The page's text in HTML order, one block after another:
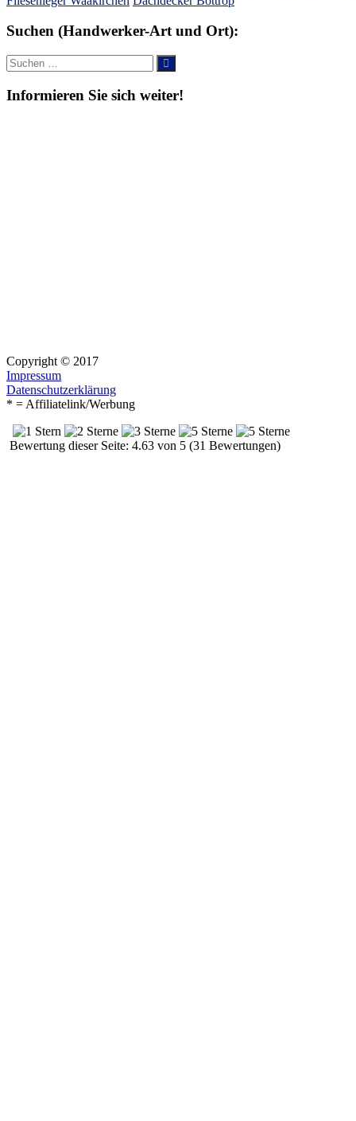
Suchen (Handwerker-Art und Ort):
Suche
nach:
Suchen
Informieren Sie sich weiter!
Copyright © 2017
Impressum
Datenschutzerklärung
* = Affiliatelink/Werbung
Bewertung dieser Seite: 4.63 von 5 (31 Bewertungen)